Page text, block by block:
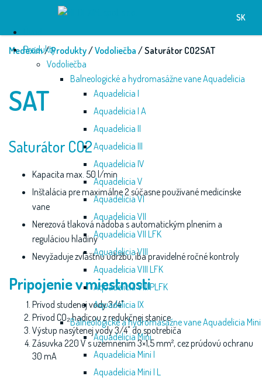
SK
Produkty
Vodoliečba
Balneologické a hydromasážne vane Aquadelicia
Aquadelicia I
Aquadelicia I A
Aquadelicia II
Aquadelicia III
Aquadelicia IV
Aquadelicia V
Aquadelicia VI
Aquadelicia VII
Aquadelicia VII LFK
Aquadelicia VIII
Aquadelicia VIII LFK
Aquadelicia VIII PLFK
Aquadelicia IX
Balneologické a hydromasážne vane Aquadelicia Mini
Aquadelicia Mini
Aquadelicia Mini I
Aquadelicia Mini I L
Medexim/Produkty/Vodoliečba / Saturátor CO2SAT
SAT
Saturátor CO2
Kapacita max. 50 l/min
Inštalácia pre maximálne 2 súčasne používané medicínske
vane
Nerezová tlaková nádoba s automatickým plnením a
reguláciou hladiny
Nevyžaduje zvláštnu údržbu, iba pravidelné ročné kontroly
Pripojenie v miestnosti
Prívod studenej vody 3/4"
Prívod CO₂ hadicou z redukčnej stanice
Výstup nasýtenej vody 3/4" do spotrebiča
Zásuvka 220 V s uzemnením 3×1,5 mm², cez prúdovú ochranu
30 mA